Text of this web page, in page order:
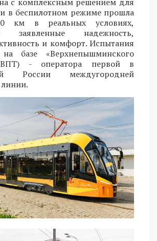
в беспилотном режиме прошла
км в реальных условиях,
заявленные надежность,
и комфорт. Испытания
базе «Верхнепышминского
- оператора первой в
России междугородней